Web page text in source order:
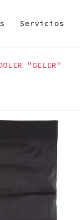
Servicios
"GELER"